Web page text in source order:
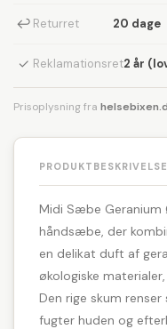
↩ Returret 20 dage
✓ Reklamationsret2 år
Prisoplysning fra
PRODUKTBESKRIVELSE
Midi Sæbe Geranium
håndsæbe, der
en delikat duft af
økologiske
Den rige skum
fugter huden og